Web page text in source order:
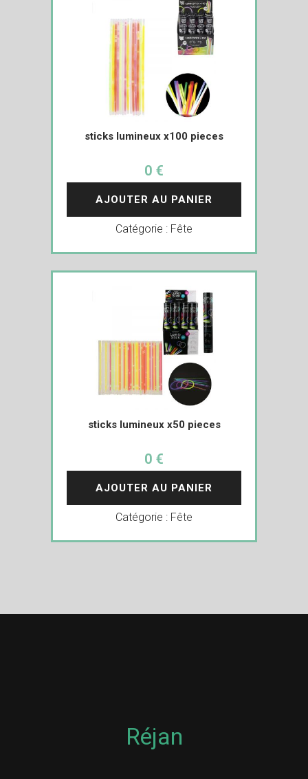
sticks lumineux x100 pieces
0 €
AJOUTER AU PANIER
Catégorie : Fête
sticks lumineux x50 pieces
0 €
AJOUTER AU PANIER
Catégorie : Fête
Réjan